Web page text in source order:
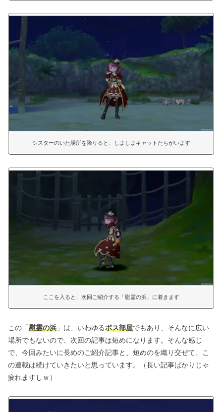
シスターのいた場所を降りると、しましまキャットたちがいます
ここを入ると、次回ご紹介する「慰霊の浜」に着きます
この「慰霊の浜 」は、いわゆるボス部屋でもあり、そんなに広い
場所でもないので、次回の記事は短めになります。そんな感じ
で、今回みたいに長めのご紹介記事と、短めのを織り交ぜて、こ
の連載は続けていきたいと思っています。（長い記事ばかりじゃ
疲れますしｗ）